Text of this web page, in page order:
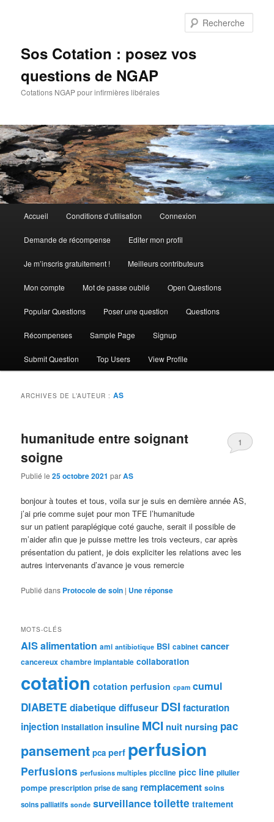
Sos Cotation : posez vos
questions de NGAP
Cotations NGAP pour infirmières libérales
principal
Accueil Conditions d’utilisation Connexion
Demande de récompense Editer mon profil
Je m’inscris gratuitement ! Meilleurs contributeurs
Mon compte Mot de passe oublié Open Questions
Popular Questions Poser une question Questions
Récompenses Sample Page Signup
Submit Question Top Users View Profile
ARCHIVES DE L’AUTEUR :AS
humanitude entre soignant
soigne
Publié le25 octobre 2021 parAS
1
bonjour à toutes et tous, voila sur je suis en dernière année AS,
j’ai prie comme sujet pour mon TFE l’humanitude
sur un patient paraplégique coté gauche, serait il possible de
m’aider afin que je puisse mettre les trois vecteurs, car après
présentation du patient, je dois expliciter les relations avec les
autres intervenants d’avance je vous remercie
Publié dans Protocole de soin | Uneréponse
MOTS-CLÉS
AISalimentation ami antibiotique BSI cabinet cancer
cancereux chambre implantable collaboration
cotation cotation perfusion cpam cumul
DIABETE diabetique diffuseur DSIfacturation
injection installation insuline MCI nuit nursing pac
pansement pca perf perfusion
Perfusions perfusions multiples piccline picc line pilulier
pompe prescription prise de sang remplacement soins
soins palliatifs sonde surveillancetoilette traitement